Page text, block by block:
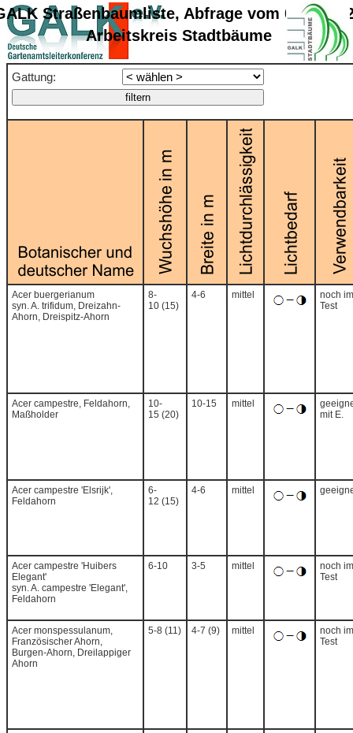
Straßenbaumliste, Abfrage vom
Arbeitskreis Stadtbäume
Gattung:
Acer buergerianum
syn. A. trifidum, Dreizahn-
Ahorn, Dreispitz-Ahorn
8-
10 (15)
4-6 mittel
noch im
Test
Acer campestre, Feldahorn,
Maßholder
10-
15 (20)
10-15 mittel
mit E.
Acer campestre 'Elsrijk',
Feldahorn
6-
12 (15)
4-6 mittel
Acer campestre 'Huibers
Elegant'
syn. A. campestre 'Elegant',
Feldahorn
6-10 3-5 mittel
noch im
Test
Acer monspessulanum,
Französischer Ahorn,
Burgen-Ahorn, Dreilappiger
Ahorn
5-8 (11) 4-7 (9) mittel
noch im
Test